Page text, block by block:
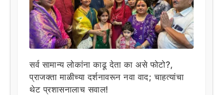
सर्व सामान्य लोकांना काढू देता का असे फोटो?,
प्राजक्ता माळीच्या दर्शनावरून नवा वाद; चाहत्यांचा
थेट प्रशासनालाच सवाल!